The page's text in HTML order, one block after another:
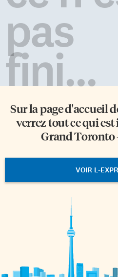
pas
fini...
Sur la page d'accueil
verrez tout ce qui
Grand Toronto
VOIR L-